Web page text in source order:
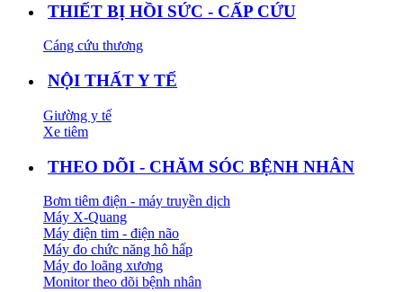
THIẾT BỊ HỒI SỨC - CẤP CỨU
Cáng cứu thương
NỘI THẤT Y TẾ
Giường y tế
Xe tiêm
THEO DÕI - CHĂM SÓC BỆNH NHÂN
Bơm tiêm điện - máy truyền dịch
Máy X-Quang
Máy điện tim - điện não
Máy đo chức năng hô hấp
Máy đo loãng xương
Monitor theo dõi bệnh nhân